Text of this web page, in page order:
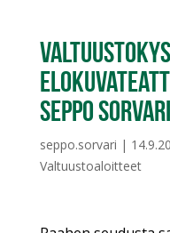
Seppo Sorvari
seppo.sorvari |
Valtuustoaloitteet